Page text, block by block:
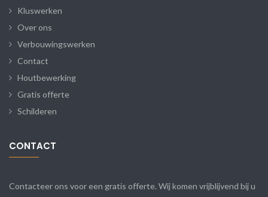
Kluswerken
Over ons
Verbouwingswerken
Contact
Houtbewerking
Gratis offerte
Schilderen
CONTACT
Contacteer ons voor een gratis offerte. Wij komen vrijblijvend bij u